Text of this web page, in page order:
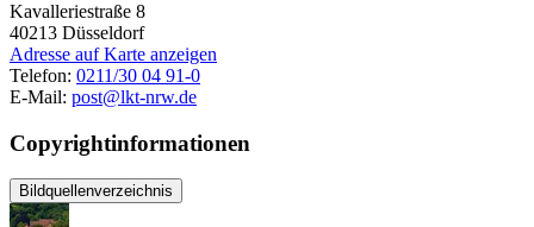
Kavalleriestraße 8
40213 Düsseldorf
Adresse auf Karte anzeigen
Telefon: 0211/30 04 91-0
E-Mail: post@lkt-nrw.de
Copyrightinformationen
Bildquellenverzeichnis